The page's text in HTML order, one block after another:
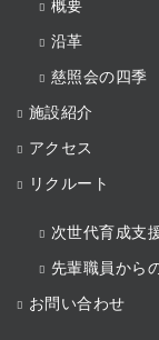
概要
沿革
慈照会の四季
施設紹介
アクセス
リクルート
次世代育成支
先輩職員から
お問い合わせ